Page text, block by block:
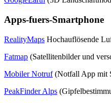
Apps-fuers-Smartphone
RealityMaps Hochauflösende
Fatmap (Satellitenbilder und
Mobiler Notruf(Notfall App mit
PeakFinder Alps